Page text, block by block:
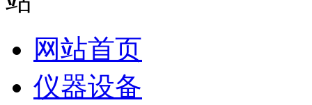
网站首页
仪器设备